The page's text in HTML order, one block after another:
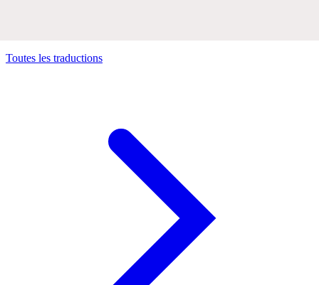
Toutes les traductions